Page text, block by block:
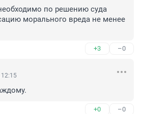
по решению суда
морального вреда не менее
+3 –0
+0 –0